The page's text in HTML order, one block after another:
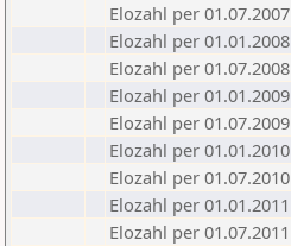
Elozahl per 01.07.2007
Elozahl per 01.01.2008
Elozahl per 01.07.2008
Elozahl per 01.01.2009
Elozahl per 01.07.2009
Elozahl per 01.01.2010
Elozahl per 01.07.2010
Elozahl per 01.01.2011
Elozahl per 01.07.2011